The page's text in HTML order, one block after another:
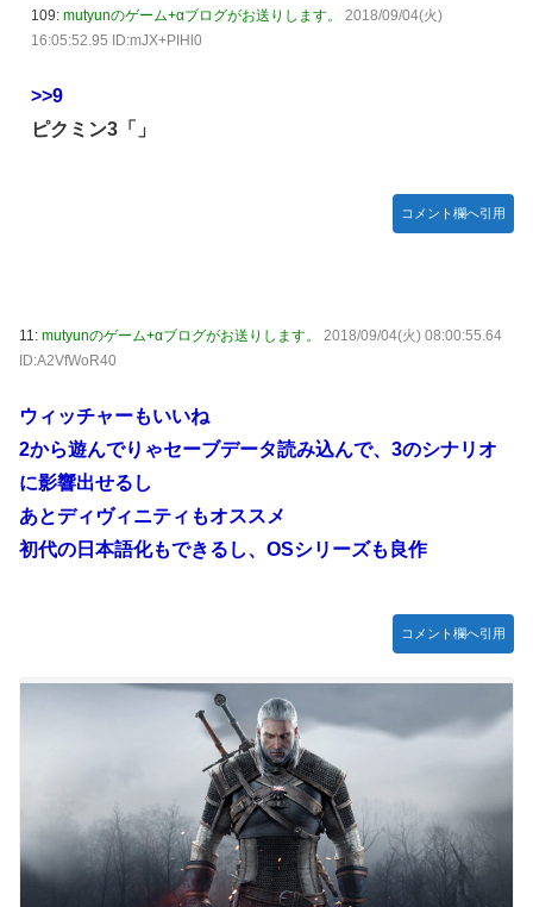
109: mutyunのゲーム+αブログがお送りします。
2018/09/04(火)
16:05:52.95 ID:mJX+PIHl0
>>9
ピクミン3「」
コメント欄へ引用
11: mutyunのゲーム+αブログがお送りします。
2018/09/04(火) 08:00:55.64
ID:A2VfWoR40
ウィッチャーもいいね
2から遊んでりゃセーブデータ読み込んで、3のシナリオ
に影響出せるし
あとディヴィニティもオススメ
初代の日本語化もできるし、OSシリーズも良作
コメント欄へ引用